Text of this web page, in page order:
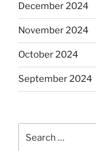
December 2024
November 2024
October 2024
September 2024
for: